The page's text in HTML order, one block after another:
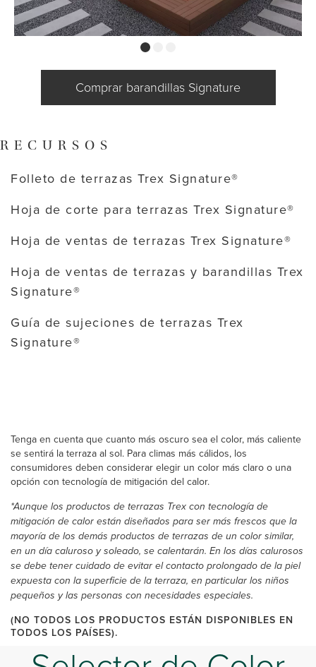
Comprar barandillas Signature
RECURSOS
Folleto de terrazas Trex Signature®
Hoja de corte para terrazas Trex Signature®
Hoja de ventas de terrazas Trex Signature®
Hoja de ventas de terrazas y barandillas Trex
Signature®
Guía de sujeciones de terrazas Trex
Signature®
Tenga en cuenta que cuanto más oscuro sea el color, más caliente
se sentirá la terraza al sol. Para climas más cálidos, los
consumidores deben considerar elegir un color más claro o una
opción con tecnología de mitigación del calor.
*Aunque los productos de terrazas Trex con tecnología de
mitigación de calor están diseñados para ser más frescos que la
mayoría de los demás productos de terrazas de un color similar,
en un día caluroso y soleado, se calentarán. En los días calurosos
se debe tener cuidado de evitar el contacto prolongado de la piel
expuesta con la superficie de la terraza, en particular los niños
pequeños y las personas con necesidades especiales.
(NO TODOS LOS PRODUCTOS ESTÁN DISPONIBLES EN
TODOS LOS PAÍSES).